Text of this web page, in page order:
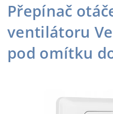
Přepínač
ventilátoru
pod omítku